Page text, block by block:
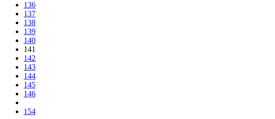
136
137
138
139
140
141
142
143
144
145
146
154